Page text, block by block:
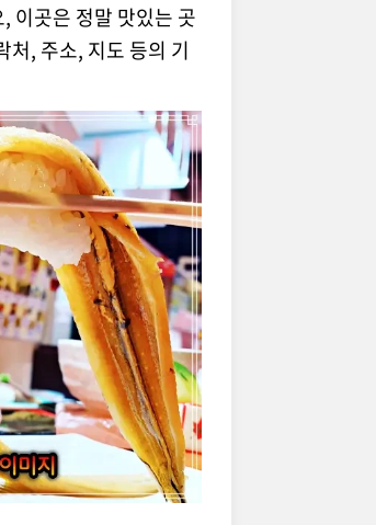
이곳은 정말 맛있는 곳
처, 주소, 지도 등의 기